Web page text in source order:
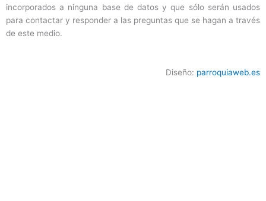
incorporados a ninguna base de datos y que sólo serán usados
para contactar y responder a las preguntas que se hagan a través
de este medio.
Diseño: parroquiaweb.es